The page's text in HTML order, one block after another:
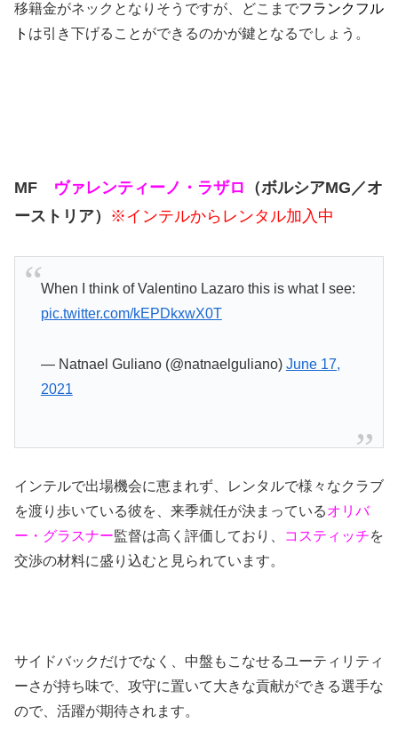
移籍金がネックとなりそうですが、どこまでフランクフル
ト は引き下げることができるのかが鍵となるでしょう。
MF ヴァレンティーノ・ラザロ （ボルシアMG／オ
ーストリア） ※インテルからレンタル加入中
When I think of Valentino Lazaro this is what I see:
pic.twitter.com/kEPDkxwX0T
— Natnael Guliano (@natnaelguliano) June 17,
2021
インテルで出場機会に恵まれず、レンタルで様々なクラブ
を渡り歩いている彼を、来季就任が決まっているオリバ
ー・グラスナー監督は高く評価しており、 コスティッチを
交渉の材料に盛り込むと見られています。
サイドバックだけでなく、中盤もこなせるユーティリティ
ーさが持ち味で、攻守に置いて大きな貢献ができる選手な
ので、活躍が期待されます。